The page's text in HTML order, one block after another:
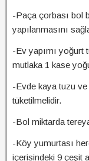
-Paça çorbası bol
yapılanmasını
-Ev yapımı yoğurt
mutlaka 1 kase
-Evde kaya tuzu ve
tüketilmelidir.
-Bol miktarda
-Köy yumurtası
içerisindeki 9 çeşit